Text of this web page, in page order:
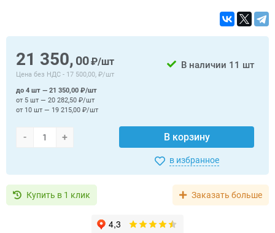
21 350, 00₽/шт
Цена без НДС - 17 500,00, ₽/шт
В наличии 11 шт
- + В корзину
до 4 шт — 21 350,00 ₽/шт
от 5 шт — 20 282,50 ₽/шт
от 10 шт — 19 215,00 ₽/шт
в избранное
Купить в 1 клик Заказать больше